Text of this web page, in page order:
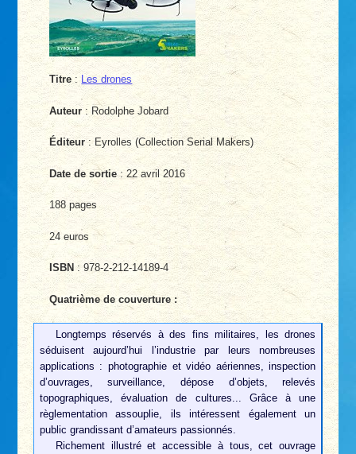
Titre : Les drones
Auteur : Rodolphe Jobard
Éditeur: Eyrolles (Collection Serial Makers)
Date de sortie: 22 avril 2016
188 pages
24 euros
ISBN : 978-2-212-14189-4
Quatrième de couverture :
Longtemps réservés à des fins militaires, les drones
séduisent aujourd’hui l’industrie par leurs nombreuses
applications : photographie et vidéo aériennes, inspection
d’ouvrages, surveillance, dépose d’objets, relevés
topographiques, évaluation de cultures... Grâce à une
règlementation assouplie, ils intéressent également un
public grandissant d’amateurs passionnés.
Richement illustré et accessible à tous, cet ouvrage